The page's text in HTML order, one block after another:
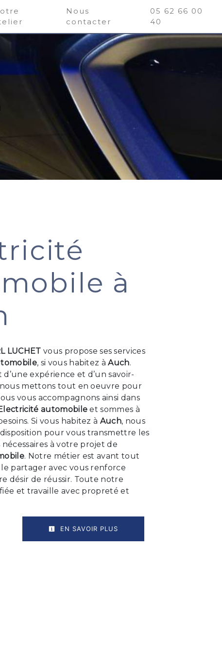
Nous
contacter
05 62 66 00
40
à
LUCHET vous propose ses services
, si vous habitez àAuch.
expérience et d’un savoir-
mettons tout en oeuvre pour
vous accompagnons ainsi dans
automobile et sommes à
Si vous habitez à Auch, nous
pour vous transmettre les
à votre projet de
. Notre métier est avant tout
partager avec vous renforce
désir de réussir. Toute notre
et travaille avec propreté et
EN SAVOIR PLUS